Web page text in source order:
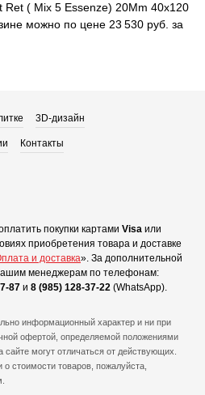
Ret ( Mix 5 Essenze) 20Mm 40x120
можно по цене 23 530 руб. за
3D-дизайн
Контакты
покупки картами Visa или
приобретения товара и доставке
и доставка». За дополнительной
менеджерам по телефонам:
87 и 8 (985) 128-37-22 (WhatsApp).
информационный характер и ни при
офертой, определяемой положениями
могут отличаться от действующих.
стоимости товаров, пожалуйста,